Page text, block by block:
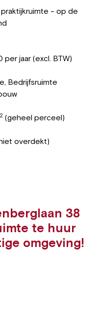
praktijkruimte - op de
jaar (excl. BTW)
Bedrijfsruimte
2 (geheel perceel)
overdekt)
38
te huur
omgeving!